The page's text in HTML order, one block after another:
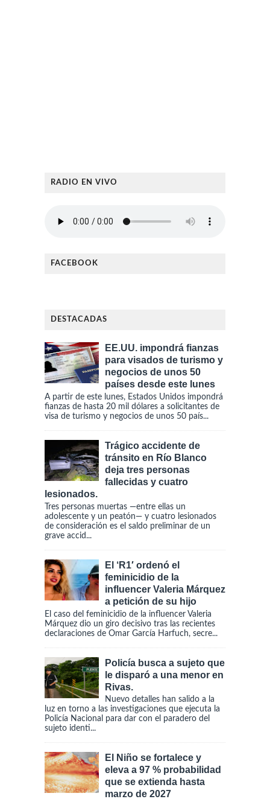
RADIO EN VIVO
FACEBOOK
DESTACADAS
EE.UU. impondrá fianzas
para visados de turismo y
negocios de unos 50
países desde este lunes
A partir de este lunes, Estados Unidos impondrá
fianzas de hasta 20 mil dólares a solicitantes de
visa de turismo y negocios de unos 50 país...
Trágico accidente de
tránsito en Río Blanco
deja tres personas
fallecidas y cuatro
lesionados.
Tres personas muertas —entre ellas un
adolescente y un peatón— y cuatro lesionados
de consideración es el saldo preliminar de un
grave accid...
El ‘R1′ ordenó el
feminicidio de la
influencer Valeria Márquez
a petición de su hijo
El caso del feminicidio de la influencer Valeria
Márquez dio un giro decisivo tras las recientes
declaraciones de Omar García Harfuch, secre...
Policía busca a sujeto que
le disparó a una menor en
Rivas.
Nuevo detalles han salido a la
luz en torno a las investigaciones que ejecuta la
Policía Nacional para dar con el paradero del
sujeto identi...
El Niño se fortalece y
eleva a 97 % probabilidad
que se extienda hasta
marzo de 2027